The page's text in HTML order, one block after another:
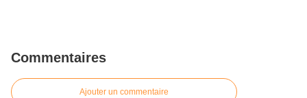
Commentaires
Ajouter un commentaire